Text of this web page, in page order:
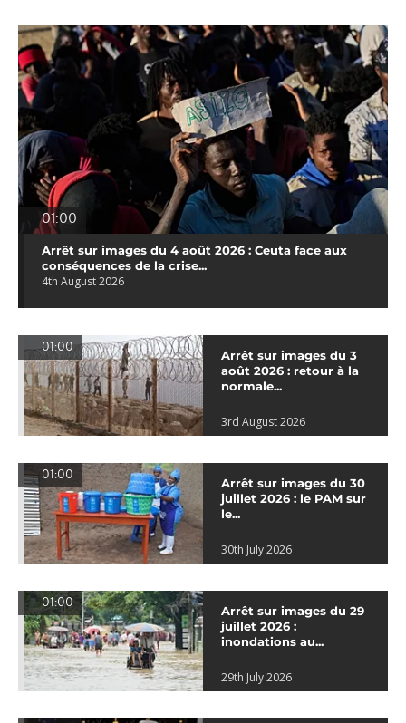
01:00
Arrêt sur images du 4 août 2026 : Ceuta face aux
conséquences de la crise...
4th August 2026
01:00
Arrêt sur images du 3
août 2026 : retour à la
normale...
3rd August 2026
01:00
Arrêt sur images du 30
juillet 2026 : le PAM sur
le...
30th July 2026
01:00
Arrêt sur images du 29
juillet 2026 :
inondations au...
29th July 2026